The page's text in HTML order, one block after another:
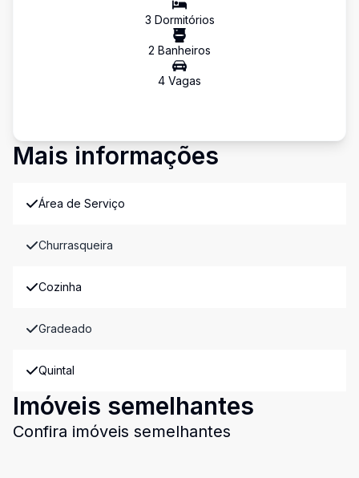
3 Dormitórios
2 Banheiros
4 Vagas
Mais informações
Área de Serviço
Churrasqueira
Cozinha
Gradeado
Quintal
Imóveis semelhantes
Confira imóveis semelhantes